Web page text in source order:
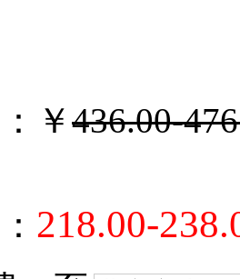
￥436.00-
218.00-